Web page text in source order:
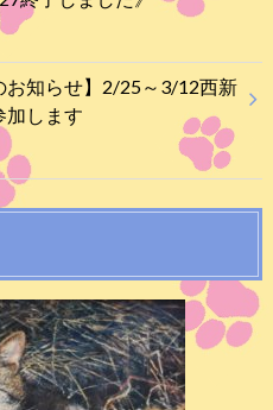
お知らせ】2/25～3/12西新
加します